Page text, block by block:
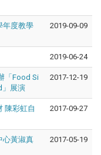
年度教學
2019-09-09
2019-06-24
「Food Si
」展演
2017-12-19
陳彩虹自
2017-09-27
心黃淑真
2017-05-19